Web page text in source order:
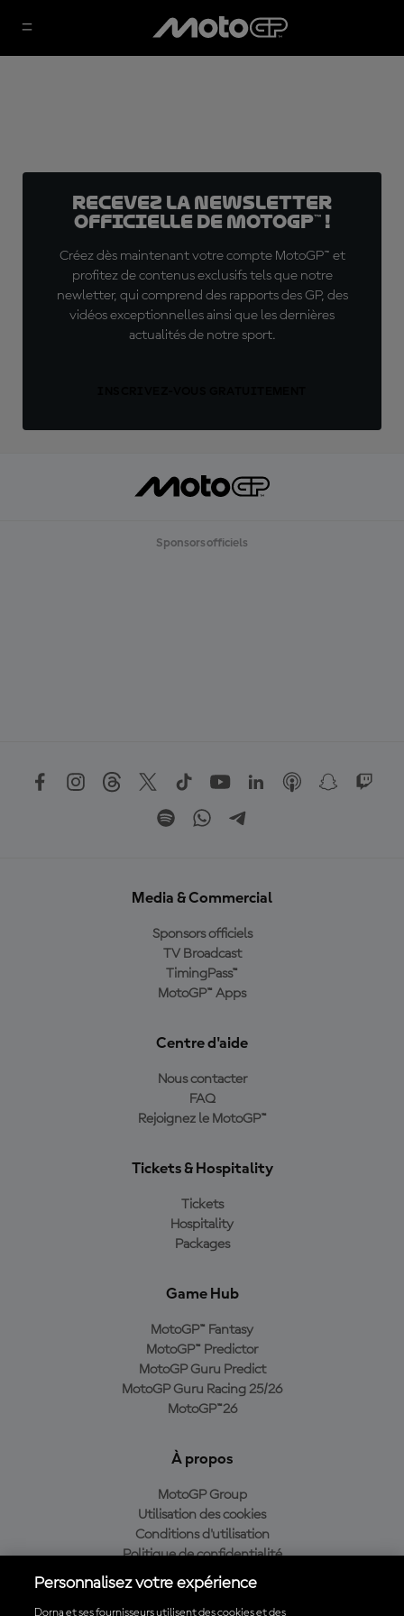
Recevez la Newsletter
officielle de MotoGP™ !
Créez dès maintenant votre compte MotoGP™ et
profitez de contenus exclusifs tels que notre
newletter, qui comprend des rapports des GP, des
vidéos exceptionnelles ainsi que les dernières
actualités de notre sport.
Sponsors officiels
Media & Commercial
Sponsors officiels
TV Broadcast
TimingPass™
MotoGP™ Apps
Centre d'aide
Nous contacter
FAQ
Rejoignez le MotoGP™
Tickets & Hospitality
Tickets
Hospitality
Packages
Game Hub
MotoGP™ Fantasy
MotoGP™ Predictor
MotoGP Guru Predict
MotoGP Guru Racing 25/26
MotoGP™26
À propos
MotoGP Group
Utilisation des cookies
Conditions d'utilisation
Politique de confidentialité
Politique d’achat
Personnalisez votre expérience
Dorna et ses fournisseurs utilisent des cookies et des